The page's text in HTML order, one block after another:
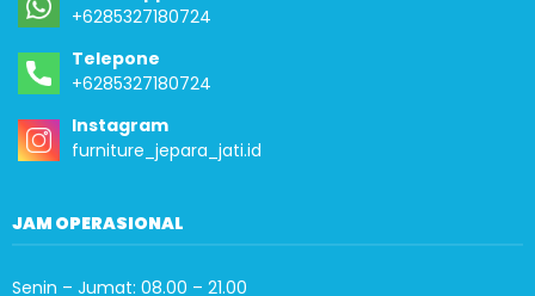
+6285327180724
Telepone
+6285327180724
Instagram
furniture_jepara_jati.id
JAM OPERASIONAL
Senin – Jumat: 08.00 – 21.00